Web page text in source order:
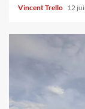
Vincent Trello 12